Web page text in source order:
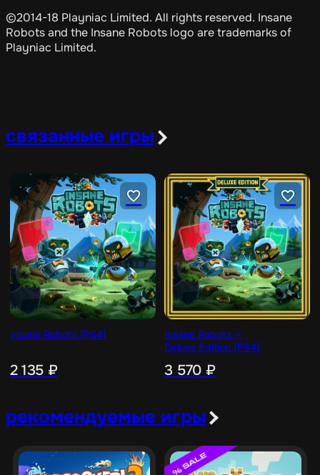
©2014-18 Playniac Limited. All rights reserved. Insane
Robots and the Insane Robots logo are trademarks of
Playniac Limited.
связанные игры
Insane Robots [PS4]
2 135 ₽
Insane Robots —
Deluxe Edition [PS4]
3 570 ₽
рекомендуемые игры